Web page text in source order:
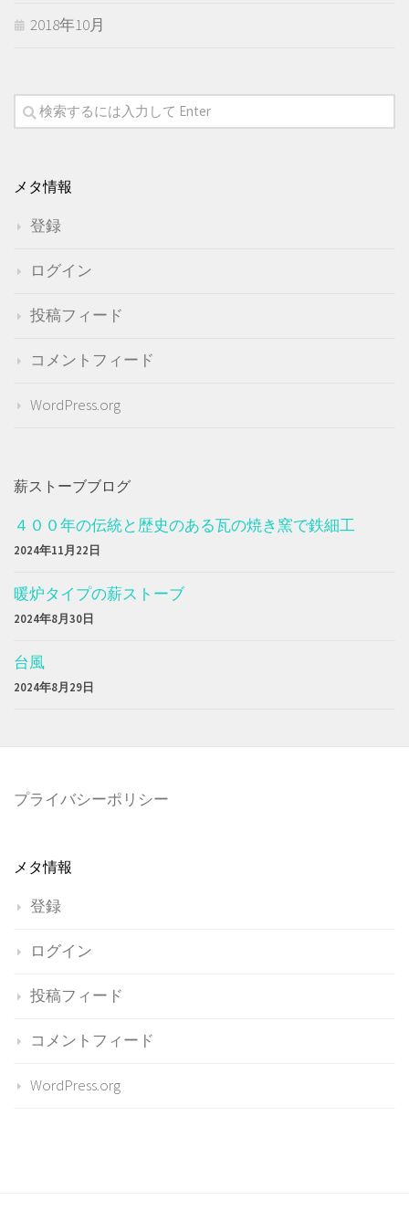
2018年10月
メタ情報
登録
ログイン
投稿フィード
コメントフィード
WordPress.org
薪ストーブブログ
４００年の伝統と歴史のある瓦の焼き窯で鉄細工
2024年11月22日
暖炉タイプの薪ストーブ
2024年8月30日
台風
2024年8月29日
プライバシーポリシー
メタ情報
登録
ログイン
投稿フィード
コメントフィード
WordPress.org